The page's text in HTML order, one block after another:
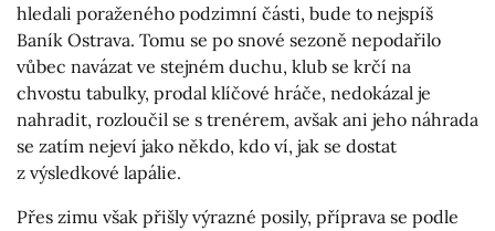
hledali poraženého podzimní části, bude to nejspíš
Baník Ostrava. Tomu se po snové sezoně nepodařilo
vůbec navázat ve stejném duchu, klub se krčí na
chvostu tabulky, prodal klíčové hráče, nedokázal je
nahradit, rozloučil se s trenérem, avšak ani jeho náhrada
se zatím nejeví jako někdo, kdo ví, jak se dostat
z výsledkové lapálie.
Přes zimu však přišly výrazné posily, příprava se podle